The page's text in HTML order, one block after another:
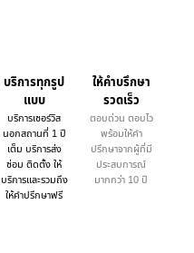
บริการทุกรูป
แบบ
บริการเซอร์วิส
นอกสถานที่ 1 ปี
เต็ม บริการส่ง
ซ่อม ติดตั้ง ให้
บริการและรวมถึง
ให้คำปรึกษาฟรี
ให้คำบรึกษา
รวดเร็ว
ตอบด่วน ตอบไว
พร้อมให้คำ
ปรึกษาจากผู้ที่มี
ประสบการณ์
มากกว่า 10 ปี